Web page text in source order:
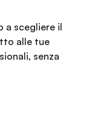
a scegliere il
alle tue
senza